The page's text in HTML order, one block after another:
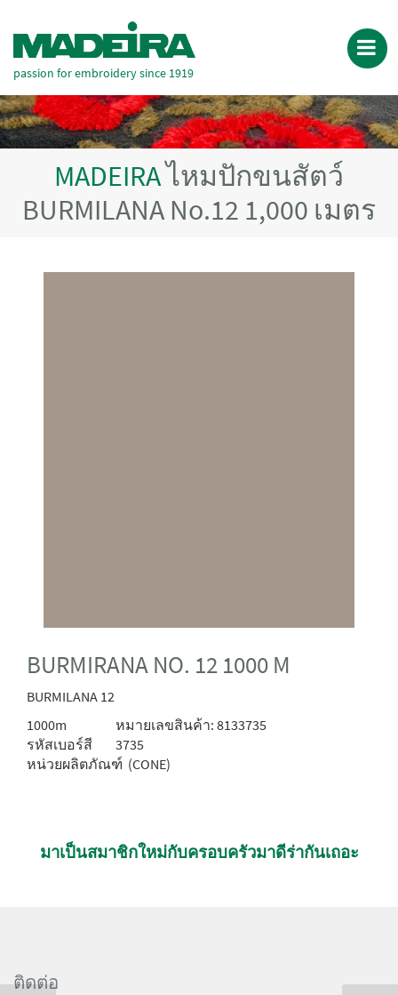
passion for embroidery since 1919
MADEIRAไหมปักขนสัตว์
BURMILANA No.12 1,000 เมตร
BURMIRANA NO. 12 1000 M
BURMILANA 12
1000m
หมายเลขสินค้า: 8133735
รหัสเบอร์สี
3735
หน่วยผลิตภัณฑ์ (CONE)
มาเป็นสมาชิกใหม่กับครอบครัวมาดีร่ากันเถอะ
ติดต่อ